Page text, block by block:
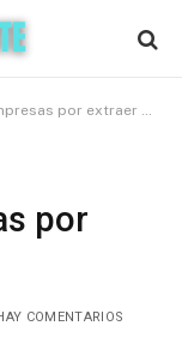
por extraer agregados
por
COMENTARIOS